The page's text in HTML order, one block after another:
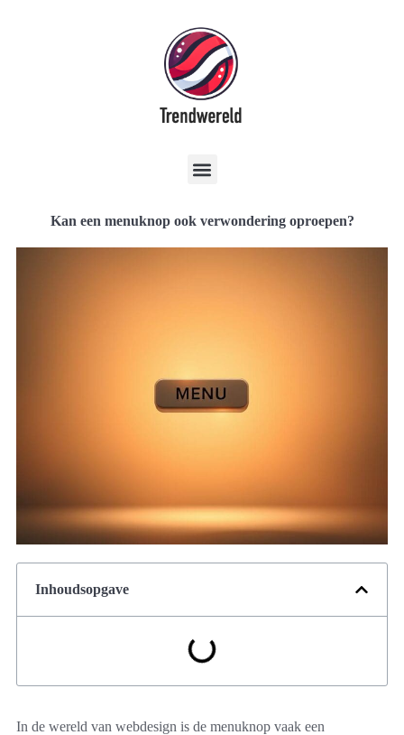
Kan een menuknop ook verwondering oproepen?
Inhoudsopgave
In de wereld van webdesign is de menuknop vaak een